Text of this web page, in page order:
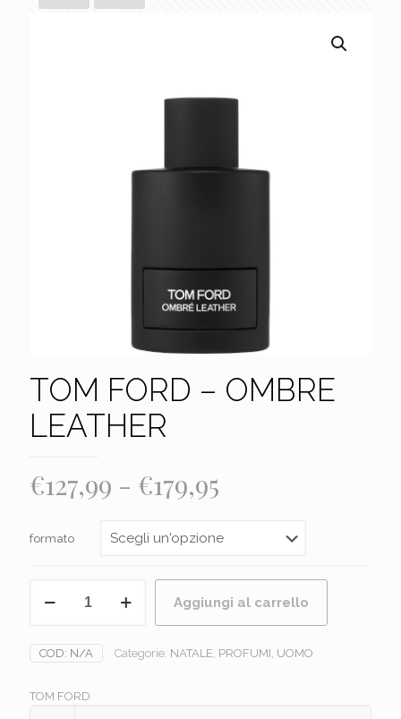
TOM FORD – OMBRE
LEATHER
€127,99 - €179,95
prezzo:
€127,99
a
€179,95
formato
FORD
LEATHER
Aggiungi al carrello
COD: N/A Categorie: NATALE, PROFUMI, UOMO
TOM FORD